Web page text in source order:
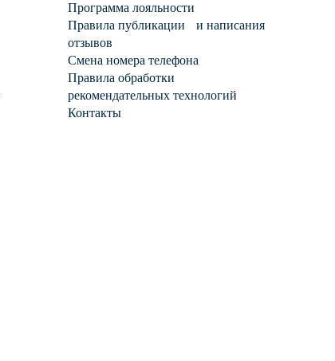
Программа лояльности
Правила публикации и написания
отзывов
Смена номера телефона
Правила обработки
рекомендательных технологий
Контакты